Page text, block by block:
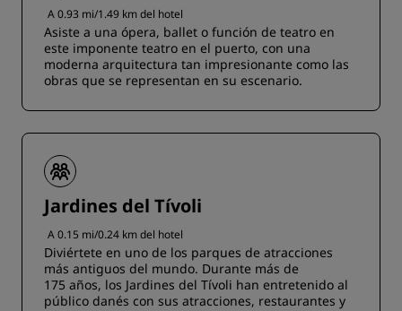
A 0.93 mi/1.49 km del hotel
Asiste a una ópera, ballet o función de teatro en
este imponente teatro en el puerto, con una
moderna arquitectura tan impresionante como las
obras que se representan en su escenario.
Jardines del Tívoli
A 0.15 mi/0.24 km del hotel
Diviértete en uno de los parques de atracciones
más antiguos del mundo. Durante más de
175 años, los Jardines del Tívoli han entretenido al
público danés con sus atracciones, restaurantes y